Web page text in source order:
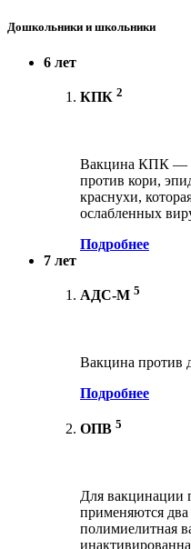
Дошкольники и школьники
6 лет
КПК 2
Вакцина КПК —
против кори,
краснухи,
ослабленных
Подробнее
7 лет
АДС-М 5
Вакцина против
Подробнее
ОПВ 5
Для вакцинации
применяются
полимиелитная